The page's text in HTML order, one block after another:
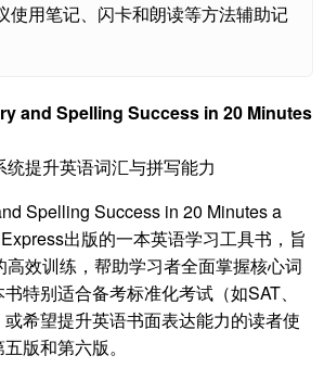
使用笔记、闪卡和朗读等方法辅助记
and Spelling Success in 20 Minutes
提升英语词汇与拼写能力
Spelling Success in 20 Minutes a
出版的一本英语学习工具书，旨
效训练，帮助学习者全面掌握核心词
特别适合备考标准化考试（如SAT、
希望提升英语书面表达能力的读者使
版和第六版。